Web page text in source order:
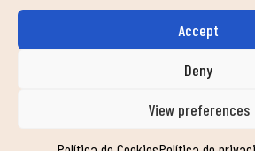
Accept
Deny
View preferences
INFORMACIÓ DE CONTACTE
info@duinclub.com
Política de privacitat Política de